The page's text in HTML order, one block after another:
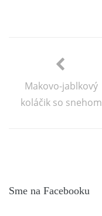
Makovo-jablkový
koláčik so snehom
Sme na Facebooku